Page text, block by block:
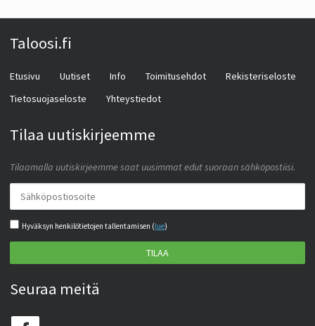
Taloosi.fi
Etusivu Uutiset Info Toimitusehdot
Rekisteriseloste
Tietosuojaseloste
Yhteystiedot
Tilaa uutiskirjeemme
Tilaamalla uutiskirjeemme saat uusimmat edut suoraan sähköpostiisi.
Hyväksyn henkilötietojen tallentamisen (lue)
TILAA
Seuraa meitä